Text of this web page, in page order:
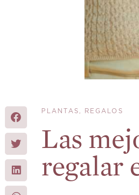
PLANTAS REGALOS
Las
regalar